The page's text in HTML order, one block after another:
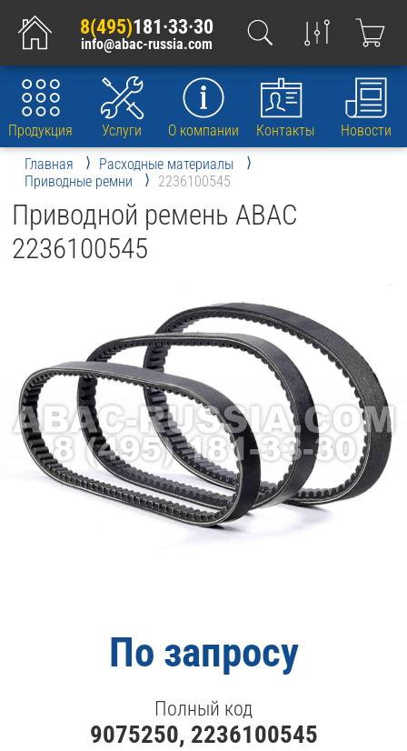
8(495)181·33·30
info@abac-russia.com
Продукция Услуги О компании Контакты
Новости
Главная
Расходные материалы
Приводные ремни
2236100545
Приводной ремень ABAC
2236100545
По запросу
Полный код
9075250, 2236100545